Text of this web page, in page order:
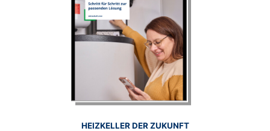
HEIZKELLER DER ZUKUNFT